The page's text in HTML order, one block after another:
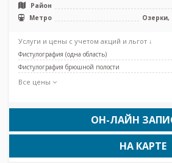
Район
Метро
Озерки,
Услуги и цены с учетом акций и льгот ↓
Фистулография (одна область)
Фистулография брюшной полости
Все цены
ОН-ЛАЙН
НА КАРТЕ